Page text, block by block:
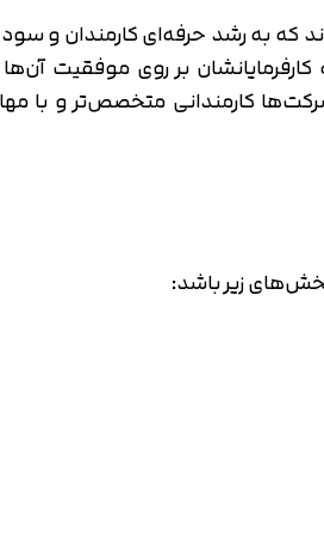
که به رشد حرفه‌ای کارمندان و
بر روی موفقیت
کارمندانی متخصص‌تر و با
زیر باشد: